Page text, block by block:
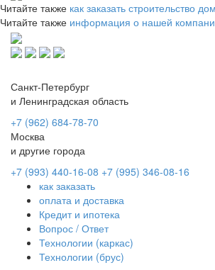
Читайте также как заказать строительство
Читайте также информация о нашей
Санкт-Петербург
и Ленинградская область
+7 (962) 684-78-70
Москва
и другие города
+7 (993) 440-16-08 +7 (995) 346-08-16
как заказать
оплата и доставка
Кредит и ипотека
Вопрос / Ответ
Технологии (каркас)
Технологии (брус)